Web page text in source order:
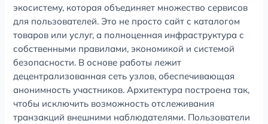
экосистему, которая объединяет множество сервисов
для пользователей. Это не просто сайт с каталогом
товаров или услуг, а полноценная инфраструктура с
собственными правилами, экономикой и системой
безопасности. В основе работы лежит
децентрализованная сеть узлов, обеспечивающая
анонимность участников. Архитектура построена так,
чтобы исключить возможность отслеживания
транзакций внешними наблюдателями. Пользователи